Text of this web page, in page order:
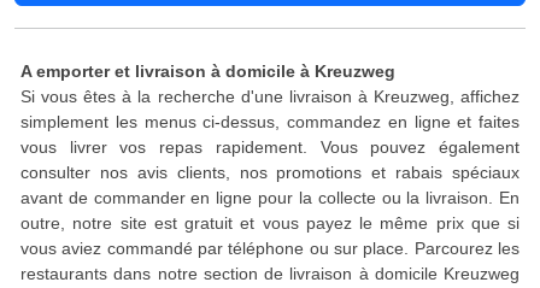
A emporter et livraison à domicile à Kreuzweg
Si vous êtes à la recherche d'une livraison à Kreuzweg, affichez
simplement les menus ci-dessus, commandez en ligne et faites
vous livrer vos repas rapidement. Vous pouvez également
consulter nos avis clients, nos promotions et rabais spéciaux
avant de commander en ligne pour la collecte ou la livraison. En
outre, notre site est gratuit et vous payez le même prix que si
vous aviez commandé par téléphone ou sur place. Parcourez les
restaurants dans notre section de livraison à domicile Kreuzweg